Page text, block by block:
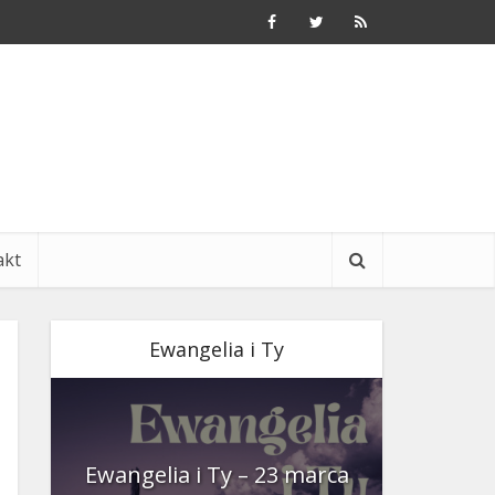
Ewangelia i Ty
Ewangelia i Ty – 23 marca